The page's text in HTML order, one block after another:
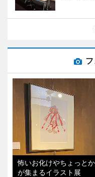
怖いお化けやちょっと
が集まるイラスト展